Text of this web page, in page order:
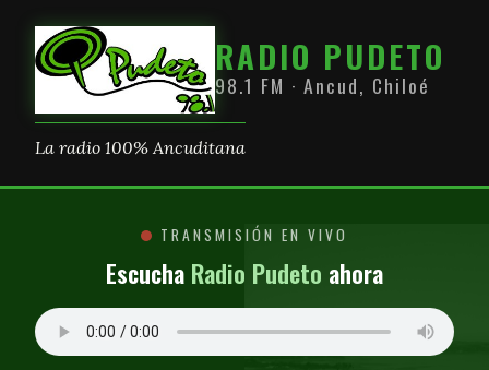
RADIO PUDETO
98.1 FM · Ancud, Chiloé
La radio 100% Ancuditana
TRANSMISIÓN EN VIVO
Escucha Radio Pudeto ahora